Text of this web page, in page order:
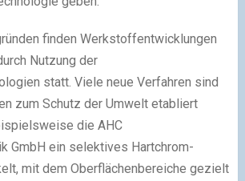
finden Werkstoffentwicklungen
Nutzung der
statt. Viele neue Verfahren sind
zum Schutz der Umwelt etabliert
die AHC
GmbH ein selektives Hartchrom-
mit dem Oberflächenbereiche gezielt